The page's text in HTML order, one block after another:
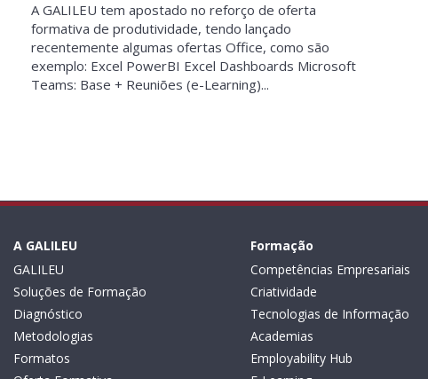
A GALILEU tem apostado no reforço de oferta
formativa de produtividade, tendo lançado
recentemente algumas ofertas Office, como são
exemplo: Excel PowerBI Excel Dashboards Microsoft
Teams: Base + Reuniões (e-Learning)...
A GALILEU
GALILEU
Soluções de Formação
Diagnóstico
Metodologias
Formatos
Formação
Competências Empresariais
Criatividade
Tecnologias de Informação
Academias
Employability Hub